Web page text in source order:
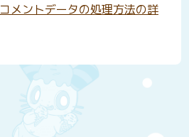
コメントデータの処理方法の詳